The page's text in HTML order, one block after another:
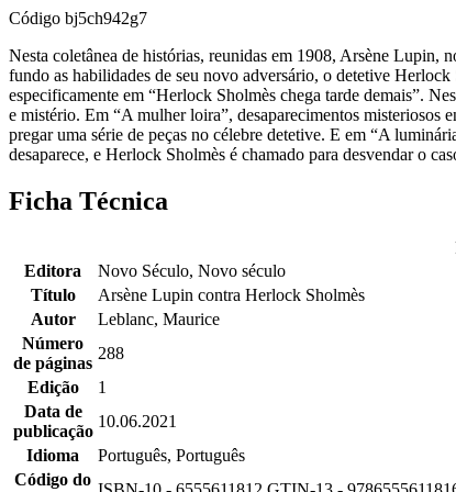
Código bj5ch942g7
Nesta coletânea de histórias, reunidas em 1908, Arsène Lupin,
fundo as habilidades de seu novo adversário, o detetive
especificamente em “Herlock Sholmès chega tarde demais”.
e mistério. Em “A mulher loira”, desaparecimentos misteriosos
pregar uma série de peças no célebre detetive. E em “A
desaparece, e Herlock Sholmès é chamado para desvendar o
Ficha Técnica
Editora
Novo Século, Novo século
Título
Arsène Lupin contra Herlock Sholmès
Autor
Leblanc, Maurice
Número
de páginas
288
Edição
1
Data de
publicação
10.06.2021
Idioma
Português, Português
Código do